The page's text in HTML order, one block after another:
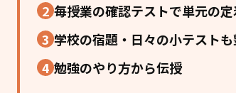
2 毎授業の確認テストで単元の
3 学校の宿題・日々の小テスト
4 勉強のやり方から伝授